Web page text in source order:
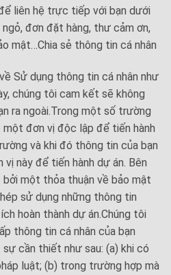
liên hệ trực tiếp với bạn dưới
đơn đặt hàng, thư cảm ơn,
mật…Chia sẻ thông tin cá nhân
Sử dụng thông tin cá nhân như
chúng tôi cam kết sẽ không
ra ngoài.Trong một số trường
đơn vị độc lập để tiến hành
và khi đó thông tin của bạn
này để tiến hành dự án. Bên
bởi một thỏa thuận về bảo mật
sử dụng những thông tin
hoàn thành dự án.Chúng tôi
thông tin cá nhân của bạn
cần thiết như sau: (a) khi có
luật; (b) trong trường hợp mà